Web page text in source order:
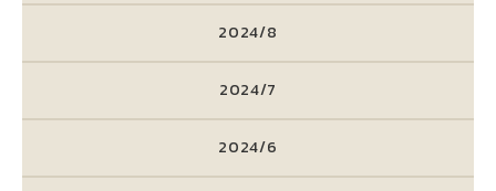
2024/8
2024/7
2024/6